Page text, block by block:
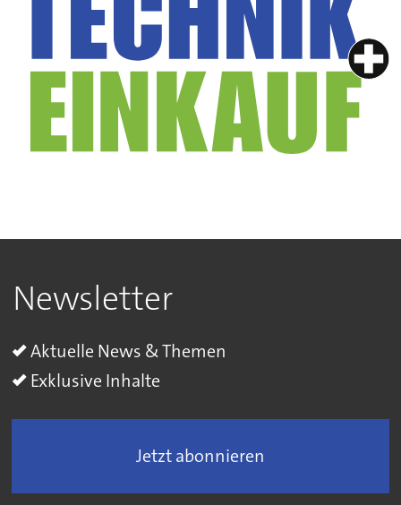
Newsletter
Aktuelle News & Themen
Exklusive Inhalte
Jetzt abonnieren